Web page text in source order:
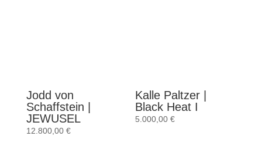
Jodd von
Schaffstein |
JEWUSEL
12.800,00 €
Kalle Paltzer |
Black Heat I
5.000,00€